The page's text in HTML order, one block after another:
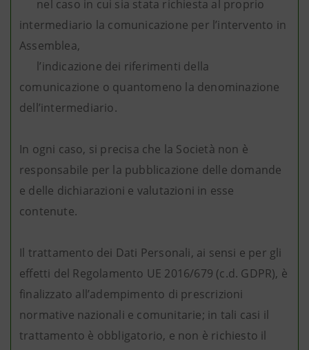
nel caso in cui sia stata richiesta al proprio
intermediario la comunicazione per l’intervento in
Assemblea,
l’indicazione dei riferimenti della
comunicazione o quantomeno la denominazione
dell’intermediario.
In ogni caso, si precisa che la Società non è
responsabile per la pubblicazione delle domande
e delle dichiarazioni e valutazioni in esse
contenute.
Il trattamento dei Dati Personali, ai sensi e per gli
effetti del Regolamento UE 2016/679 (c.d. GDPR), è
finalizzato all’adempimento di prescrizioni
normative nazionali e comunitarie; in tali casi il
trattamento è obbligatorio, e non è richiesto il